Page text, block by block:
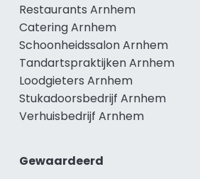
Restaurants Arnhem
Catering Arnhem
Schoonheidssalon Arnhem
Tandartspraktijken Arnhem
Loodgieters Arnhem
Stukadoorsbedrijf Arnhem
Verhuisbedrijf Arnhem
Gewaardeerd